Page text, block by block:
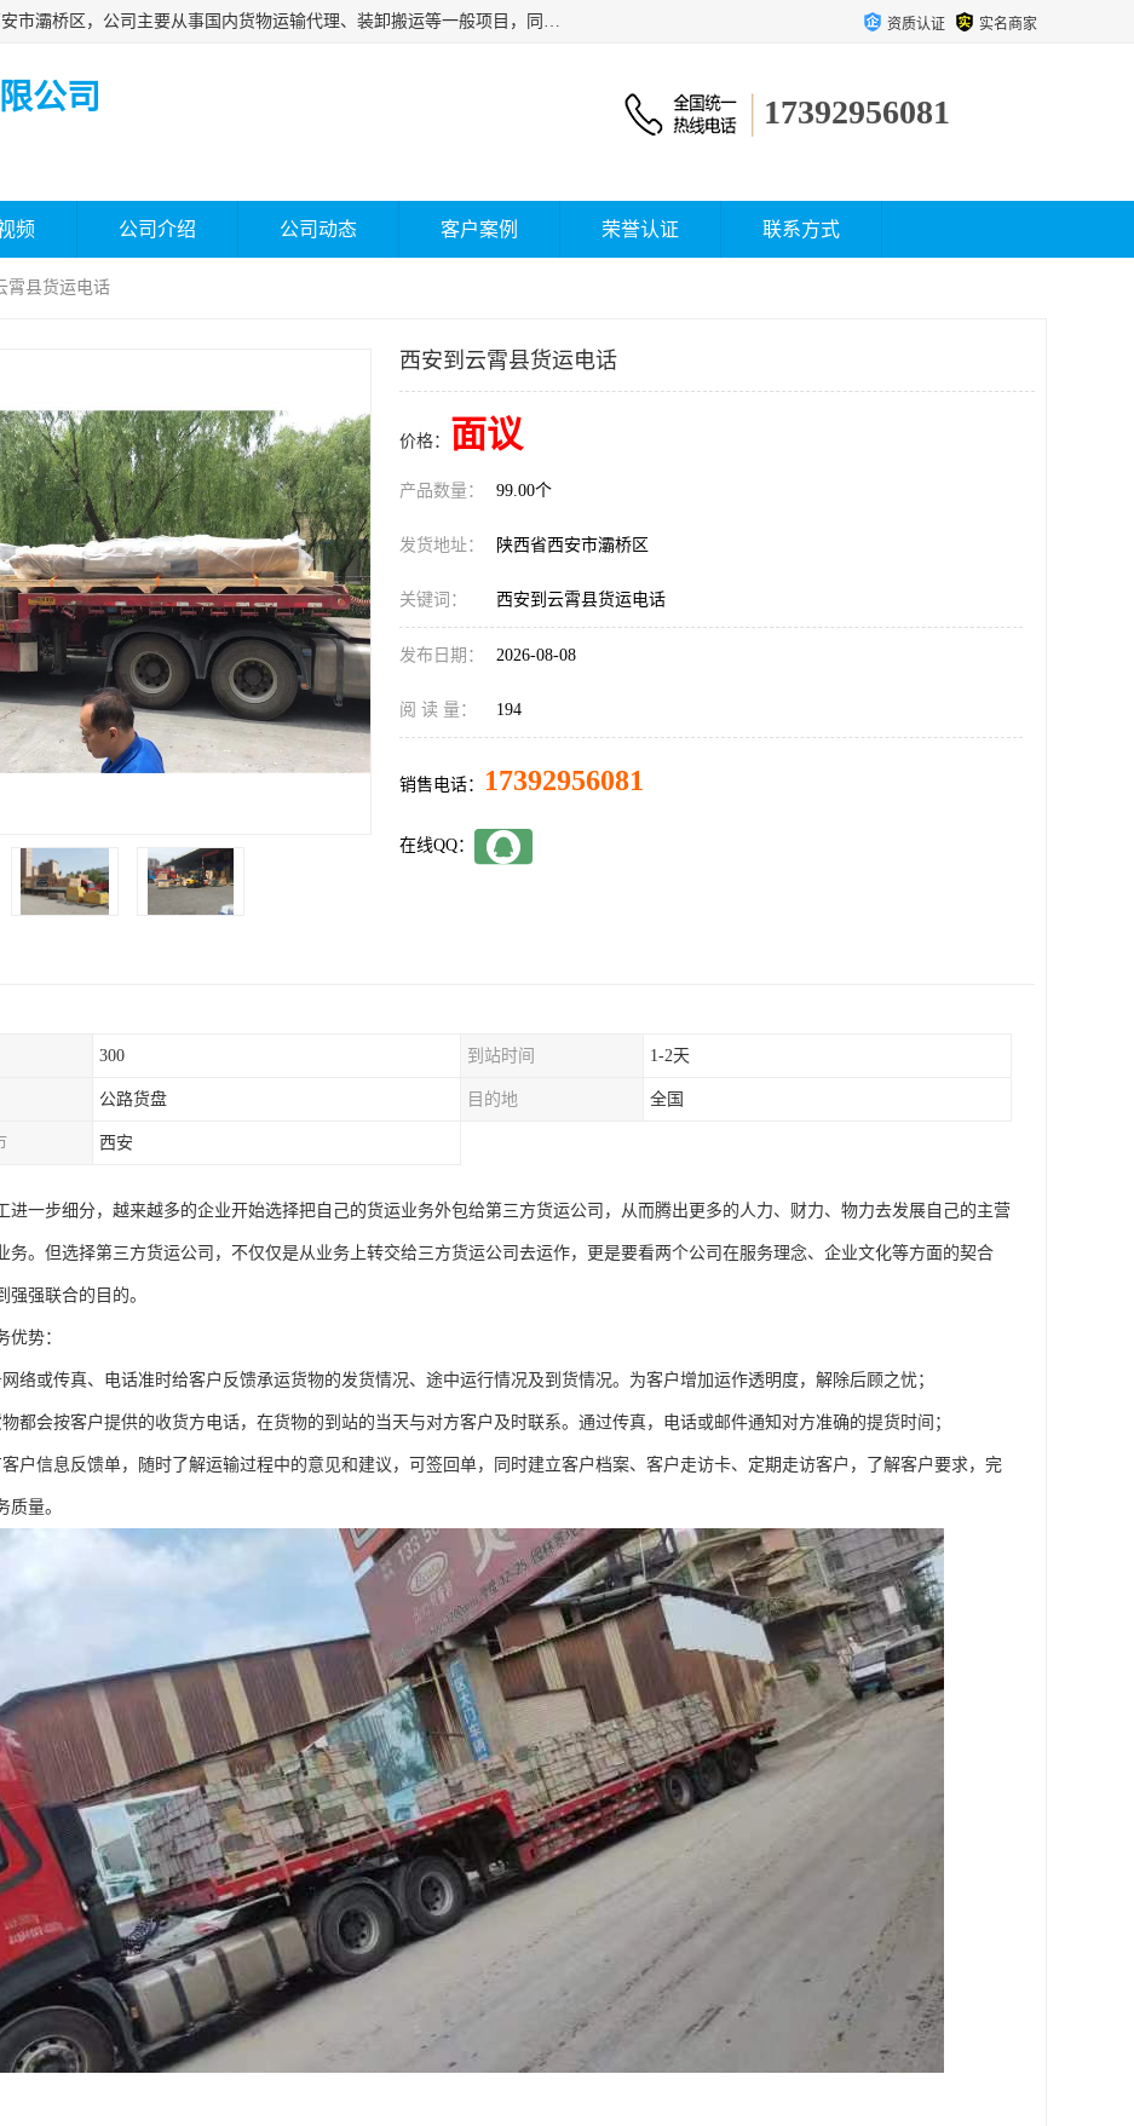
西安福鸿祥物流有限公司成立于2021年，位于陕西省西安市灞桥区，公司主要从事国内货物运输代理、装卸搬运等一般项目，同时具备道路货物运输（不含危险货物）的许可资质。凭借专业的物流服务和*的运输能力，公司致力于为客户提供安全、可靠的物流解决方案，满足多样化的运输需求，助力企业*运营。 资质认证 实名商家
公司 17392956081
频 公司介绍 公司动态 客户案例 荣誉认证 联系方式
霄县货运电话
西安到云霄县货运电话
价格： 面议
产品数量： 99.00个
发货地址： 陕西省西安市灞桥区
关键词： 西安到云霄县货运电话
发布日期： 2026-08-08
阅 读 量： 194
销售电话： 17392956081
在线QQ：
300 到站时间 1-2天
公路货盘 目的地 全国
西安
进一步细分，越来越多的企业开始选择把自己的货运业务外包给第三方货运公司，从而腾出更多的人力、财力、物力去发展自己的主营
务。但选择第三方货运公司，不仅仅是从业务上转交给三方货运公司去运作，更是要看两个公司在服务理念、企业文化等方面的契合
强强联合的目的。
优势：
络或传真、电话准时给客户反馈承运货物的发货情况、途中运行情况及到货情况。为客户增加运作透明度，解除后顾之忧；
都会按客户提供的收货方电话，在货物的到站的当天与对方客户及时联系。通过传真，电话或邮件通知对方准确的提货时间；
户信息反馈单，随时了解运输过程中的意见和建议，可签回单，同时建立客户档案、客户走访卡、定期走访客户，了解客户要求，完
质量。